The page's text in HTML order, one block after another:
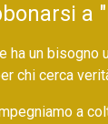
a
ha un
chi cerca
a